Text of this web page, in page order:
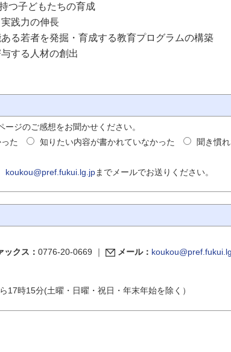
つ子どもたちの育成
践力の伸長
若者を発掘・育成する教育プログラムの構築
る人材の創出
ジのご感想をお聞かせください。
た 知りたい内容が書かれていなかった
聞き慣
koukou@pref.fukui.lg.jpまでメールでお送りください。
ックス： 0776-20-0669 ｜ メール：
17時15分(土曜・日曜・祝日・年末年始を除く）